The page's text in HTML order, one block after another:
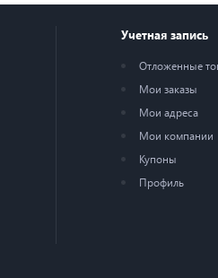
Учетная запись
Отложенные
Мои заказы
Мои адреса
Мои компании
Купоны
Профиль